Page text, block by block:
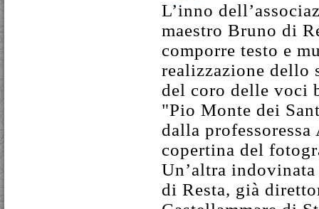
L’inno
maestro Bruno di
comporre testo e
realizzazione dello
del coro delle voci
"Pio Monte dei
dalla
copertina del
Un’altra
di Resta, già